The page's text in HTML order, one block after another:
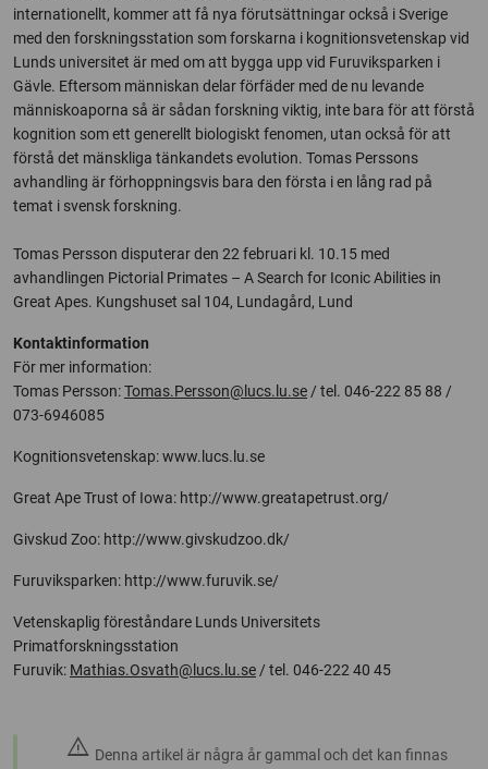
internationellt, kommer att få nya förutsättningar också i Sverige
med den forskningsstation som forskarna i kognitionsvetenskap vid
Lunds universitet är med om att bygga upp vid Furuviksparken i
Gävle. Eftersom människan delar förfäder med de nu levande
människoaporna så är sådan forskning viktig, inte bara för att förstå
kognition som ett generellt biologiskt fenomen, utan också för att
förstå det mänskliga tänkandets evolution. Tomas Perssons
avhandling är förhoppningsvis bara den första i en lång rad på
temat i svensk forskning.
Tomas Persson disputerar den 22 februari kl. 10.15 med
avhandlingen Pictorial Primates – A Search for Iconic Abilities in
Great Apes. Kungshuset sal 104, Lundagård, Lund
Kontaktinformation
För mer information:
Tomas Persson:Tomas.Persson@lucs.lu.se / tel. 046-222 85 88 /
073-6946085
Kognitionsvetenskap: www.lucs.lu.se
Great Ape Trust of Iowa: http://www.greatapetrust.org/
Givskud Zoo: http://www.givskudzoo.dk/
Furuviksparken: http://www.furuvik.se/
Vetenskaplig föreståndare Lunds Universitets
Primatforskningsstation
Furuvik: Mathias.Osvath@lucs.lu.se / tel. 046-222 40 45
warning Denna artikel är några år gammal och det kan finnas